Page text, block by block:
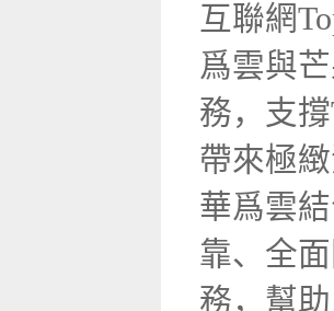
互聯網
爲雲與
務，支
帶來極
華爲雲
靠、全
務，幫